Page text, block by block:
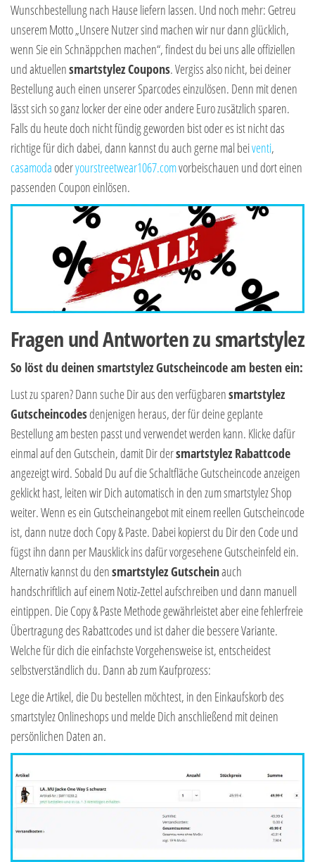
Wunschbestellung nach Hause liefern lassen. Und noch mehr: Getreu
unserem Motto „Unsere Nutzer sind machen wir nur dann glücklich,
wenn Sie ein Schnäppchen machen“, findest du bei uns alle offiziellen
und aktuellensmartstylez Coupons. Vergiss also nicht, bei deiner
Bestellung auch einen unserer Sparcodes einzulösen. Denn mit denen
lässt sich so ganz locker der eine oder andere Euro zusätzlich sparen.
Falls du heute doch nicht fündig geworden bist oder es ist nicht das
richtige für dich dabei, dann kannst du auch gerne mal beiventi,
casamodaoderyourstreetwear1067.comvorbeischauen und dort einen
passenden Coupon einlösen.
Fragen und Antworten zu smartstylez
So löst du deinen smartstylez Gutscheincode am besten ein:
Lust zu sparen? Dann suche Dir aus den verfügbarensmartstylez
Gutscheincodesdenjenigen heraus, der für deine geplante
Bestellung am besten passt und verwendet werden kann. Klicke dafür
einmal auf den Gutschein, damit Dir dersmartstylez Rabattcode
angezeigt wird. Sobald Du auf die Schaltfläche Gutscheincode anzeigen
geklickt hast, leiten wir Dich automatisch in den zum smartstylez Shop
weiter. Wenn es ein Gutscheinangebot mit einem reellen Gutscheincode
ist, dann nutze doch Copy & Paste. Dabei kopierst du Dir den Code und
fügst ihn dann per Mausklick ins dafür vorgesehene Gutscheinfeld ein.
Alternativ kannst du densmartstylezGutscheinauch
handschriftlich auf einem Notiz-Zettel aufschreiben und dann manuell
eintippen. Die Copy & Paste Methode gewährleistet aber eine fehlerfreie
Übertragung des Rabattcodes und ist daher die bessere Variante.
Welche für dich die einfachste Vorgehensweise ist, entscheidest
selbstverständlich du. Dann ab zum Kaufprozess:
Lege die Artikel, die Du bestellen möchtest, in den Einkaufskorb des
smartstylez Onlineshops und melde Dich anschließend mit deinen
persönlichen Daten an.